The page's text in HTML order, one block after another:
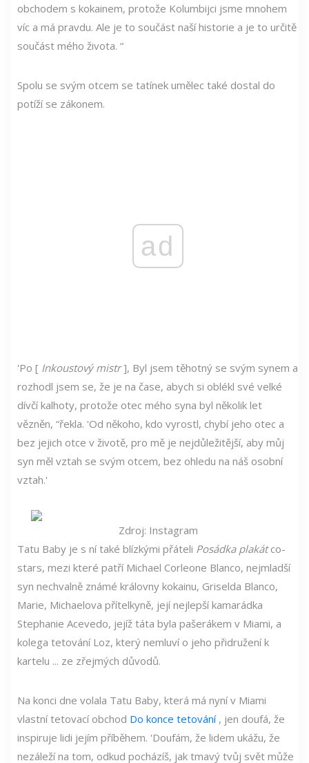
obchodem s kokainem, protože Kolumbijci jsme mnohem
víc a má pravdu. Ale je to součást naší historie a je to určitě
součást mého života. “
Spolu se svým otcem se tatínek umělec také dostal do
potíží se zákonem.
ad
'Po [ Inkoustový mistr], Byl jsem těhotný se svým synem a
rozhodl jsem se, že je na čase, abych si oblékl své velké
dívčí kalhoty, protože otec mého syna byl několik let
vězněn, “řekla. 'Od někoho, kdo vyrostl, chybí jeho otec a
bez jejich otce v životě, pro mě je nejdůležitější, aby můj
syn měl vztah se svým otcem, bez ohledu na náš osobní
vztah.'
Zdroj: Instagram
Tatu Baby je s ní také blízkými přáteli Posádka plakátco-
stars, mezi které patří Michael Corleone Blanco, nejmladší
syn nechvalně známé královny kokainu, Griselda Blanco,
Marie, Michaelova přítelkyně, její nejlepší kamarádka
Stephanie Acevedo, jejíž táta byla pašerákem v Miami, a
kolega tetování Loz, který nemluví o jeho přidružení k
kartelu ... ze zřejmých důvodů.
Na konci dne volala Tatu Baby, která má nyní v Miami
vlastní tetovací obchod Do konce tetování, jen doufá, že
inspiruje lidi jejím příběhem. 'Doufám, že lidem ukážu, že
nezáleží na tom, odkud pocházíš, jak tmavý tvůj svět může